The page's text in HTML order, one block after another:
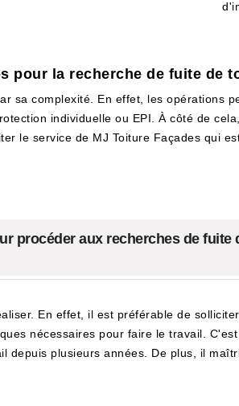
pour la recherche de fuite de
sa complexité. En effet, les opérations
individuelle ou EPI. À côté de
le service de MJ Toiture Façades qui
procéder aux recherches de fuite
En effet, il est préférable de
nécessaires pour faire le travail.
plusieurs années. De plus, il